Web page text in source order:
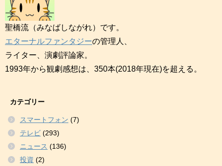
聖橋流（みなばしながれ）です。
エターナルファンタジーの管理人、
ライター、演劇評論家。
1993年から観劇感想は、350本(2018年現在)を超える。
カテゴリー
スマートフォン (7)
テレビ (293)
ニュース (136)
投資 (2)